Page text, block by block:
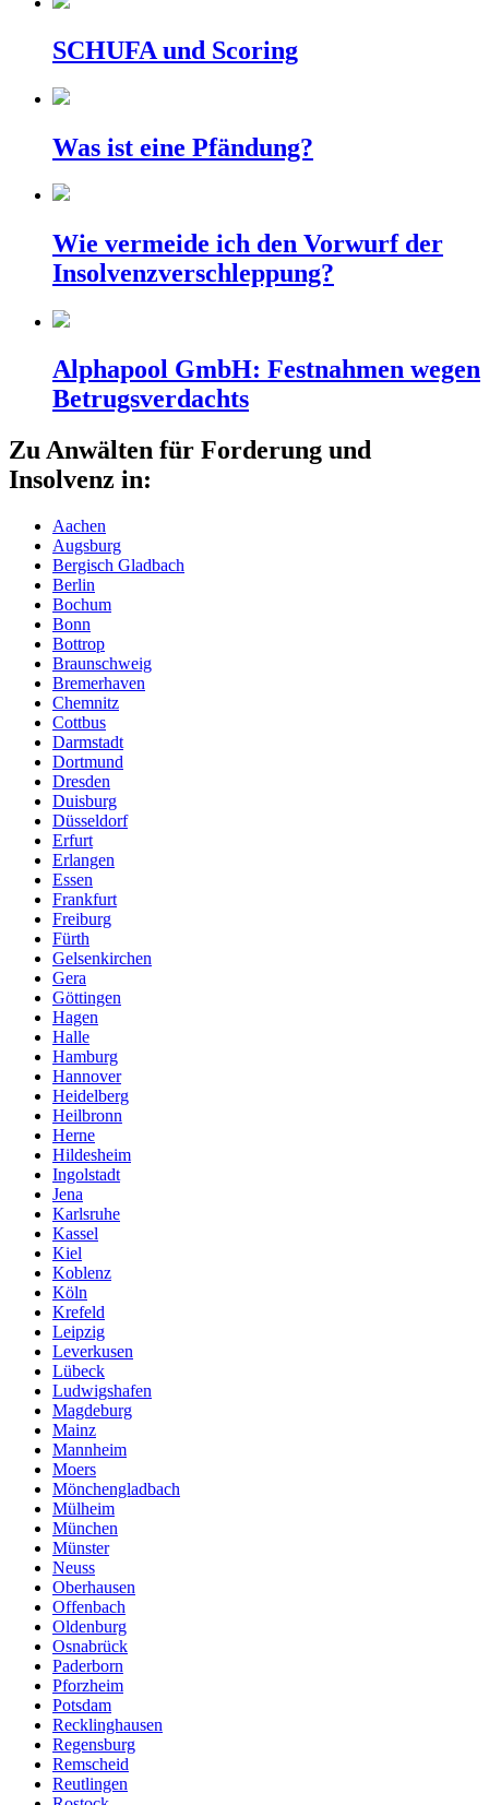
SCHUFA und Scoring
Was ist eine Pfändung?
Wie vermeide ich den Vorwurf der
Insolvenzverschleppung?
Alphapool GmbH: Festnahmen wegen
Betrugsverdachts
Zu Anwälten für Forderung und
Insolvenz in:
Aachen
Augsburg
Bergisch Gladbach
Berlin
Bochum
Bonn
Bottrop
Braunschweig
Bremerhaven
Chemnitz
Cottbus
Darmstadt
Dortmund
Dresden
Duisburg
Düsseldorf
Erfurt
Erlangen
Essen
Frankfurt
Freiburg
Fürth
Gelsenkirchen
Gera
Göttingen
Hagen
Halle
Hamburg
Hannover
Heidelberg
Heilbronn
Herne
Hildesheim
Ingolstadt
Jena
Karlsruhe
Kassel
Kiel
Koblenz
Köln
Krefeld
Leipzig
Leverkusen
Lübeck
Ludwigshafen
Magdeburg
Mainz
Mannheim
Moers
Mönchengladbach
Mülheim
München
Münster
Neuss
Oberhausen
Offenbach
Oldenburg
Osnabrück
Paderborn
Pforzheim
Potsdam
Recklinghausen
Regensburg
Remscheid
Reutlingen